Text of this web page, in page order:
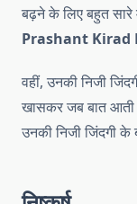
बढ़ने के लिए बहुत
Prashant Kirad
वहीं, उनकी निजी
खासकर जब बात आती
उनकी निजी जिंदगी के